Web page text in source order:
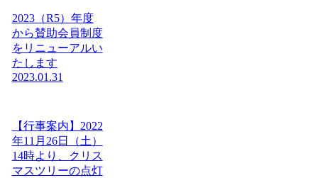
2023（R5）年度
から賛助会員制度
をリニューアルい
たします
2023.01.31
【行事案内】2022
年11月26日（土）
14時より、クリス
マスツリーの点灯